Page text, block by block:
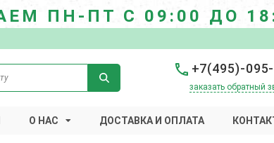
ПН-ПТ С 09:00 ДО
+7(495)-
заказать обратный
О НАС ДОСТАВКА И ОПЛАТА